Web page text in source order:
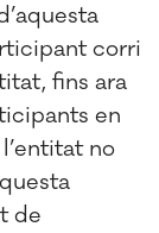
corri
fins ara
en
no
de